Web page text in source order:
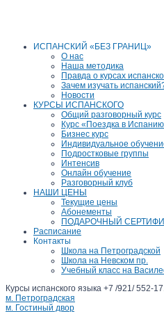
ИСПАНСКИЙ «БЕЗ ГРАНИЦ»
О нас
Наша методика
Правда о курсах
Зачем изучать
Новости
КУРСЫ ИСПАНСКОГО
Общий разговорный курс
Курс «Поездка в
Бизнес курс
Индивидуальное
Подростковые группы
Интенсив
Онлайн обучение
Разговорный клуб
НАШИ ЦЕНЫ
Текущие цены
Абонементы
ПОДАРОЧНЫЙ
Расписание
Контакты
Школа на Петроградской
Школа на Невском пр.
Учебный класс на
Курсы испанского языка +7 /921/ 552-
м. Петроградская
м. Гостиный двор